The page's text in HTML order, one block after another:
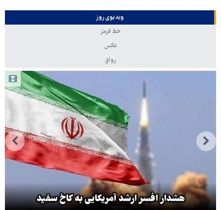
ویدیوی روز
خط قرمز
عکس
رواق
هشدار افسر ارشد آمریکایی به کاخ سفید